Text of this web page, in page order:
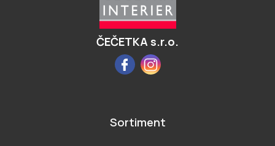
ČEČETKA s.r.o.
FacebookInstagram
Sortiment